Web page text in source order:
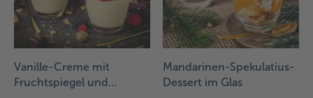
und
15
Die
den
Vanille-Creme mit
Fruchtspiegel und
Mandarinen-Spekulatius-
Dessert im Glas